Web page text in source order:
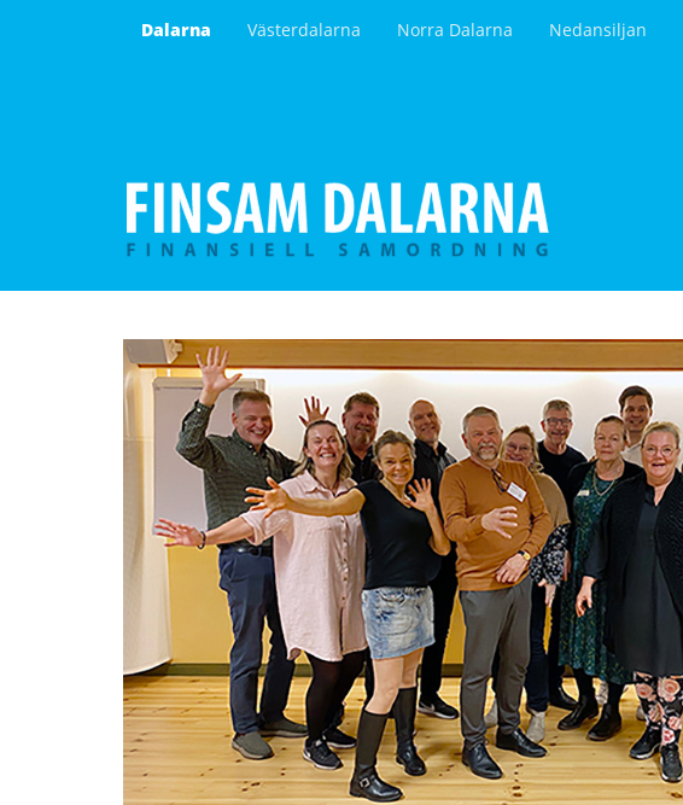
Dalarna Västerdalarna Norra Dalarna Nedansiljan